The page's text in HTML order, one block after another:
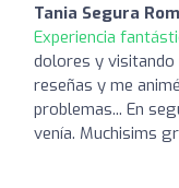
Tania Segura
Experiencia
dolores y visitando
reseñas y me
problemas... En
venía. Muchisims